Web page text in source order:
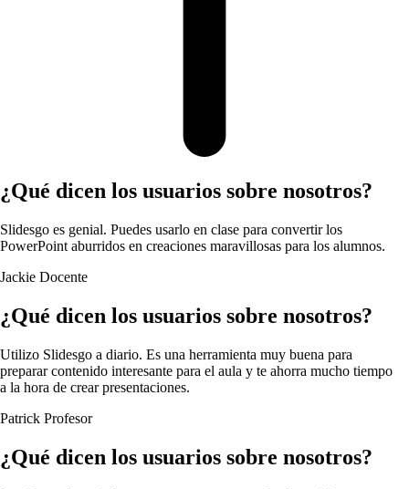
¿Qué dicen los usuarios sobre nosotros?
Slidesgo es genial. Puedes usarlo en clase para convertir los
PowerPoint aburridos en creaciones maravillosas para los alumnos.
Jackie Docente
¿Qué dicen los usuarios sobre nosotros?
Utilizo Slidesgo a diario. Es una herramienta muy buena para
preparar contenido interesante para el aula y te ahorra mucho tiempo
a la hora de crear presentaciones.
Patrick Profesor
¿Qué dicen los usuarios sobre nosotros?